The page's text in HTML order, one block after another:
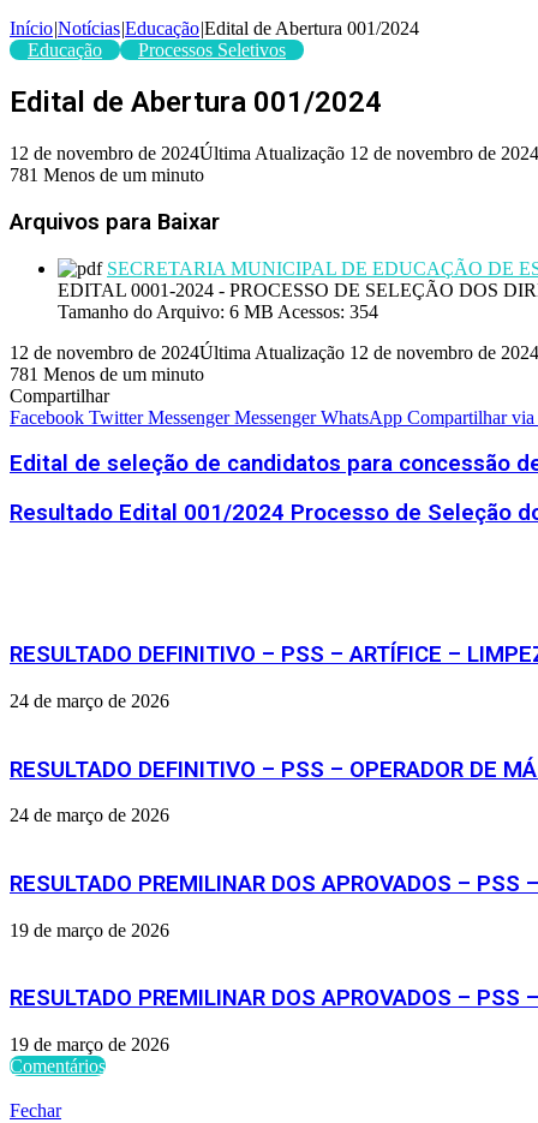
Início|Notícias|Educação|Edital de Abertura 001/2024
Educação
Processos Seletivos
Edital de Abertura 001/2024
12 de novembro de 2024Última Atualização 12 de novembro de 2024
781 Menos de um minuto
Arquivos para Baixar
SECRETARIA MUNICIPAL DE EDUCAÇÃO DE
EDITAL 0001-2024 - PROCESSO DE SELEÇÃO DOS
Tamanho do Arquivo: 6 MB Acessos: 354
12 de novembro de 2024Última Atualização 12 de novembro de 2024
781 Menos de um minuto
Compartilhar
Facebook Twitter Messenger Messenger WhatsApp Compartilhar
Edital de seleção de candidatos para concessão
Resultado Edital 001/2024 Processo de Seleção
RESULTADO DEFINITIVO – PSS – ARTÍFICE –
24 de março de 2026
RESULTADO DEFINITIVO – PSS – OPERADOR DE
24 de março de 2026
RESULTADO PREMILINAR DOS APROVADOS –
19 de março de 2026
RESULTADO PREMILINAR DOS APROVADOS –
19 de março de 2026
Comentários
Fechar